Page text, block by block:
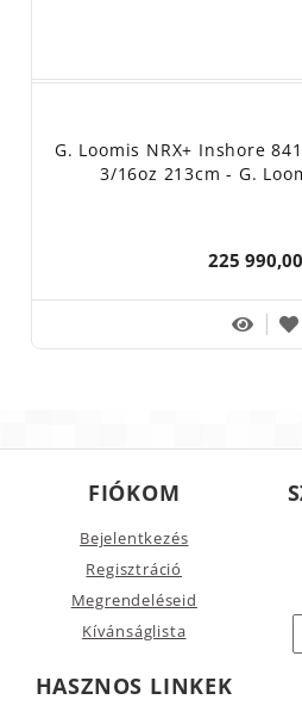
G. Loomis NRX+ Inshore
3/16oz 213cm - G.
225
FIÓKOM
Bejelentkezés
Regisztráció
Megrendeléseid
Kívánságlista
HASZNOS LINKEK